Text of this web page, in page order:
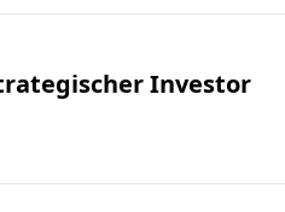
Investor